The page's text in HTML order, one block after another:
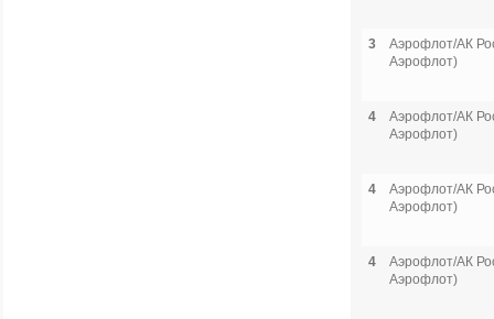
3
Аэрофлот/АК
Аэрофлот)
4
Аэрофлот/АК
Аэрофлот)
4
Аэрофлот/АК
Аэрофлот)
4
Аэрофлот/АК
Аэрофлот)